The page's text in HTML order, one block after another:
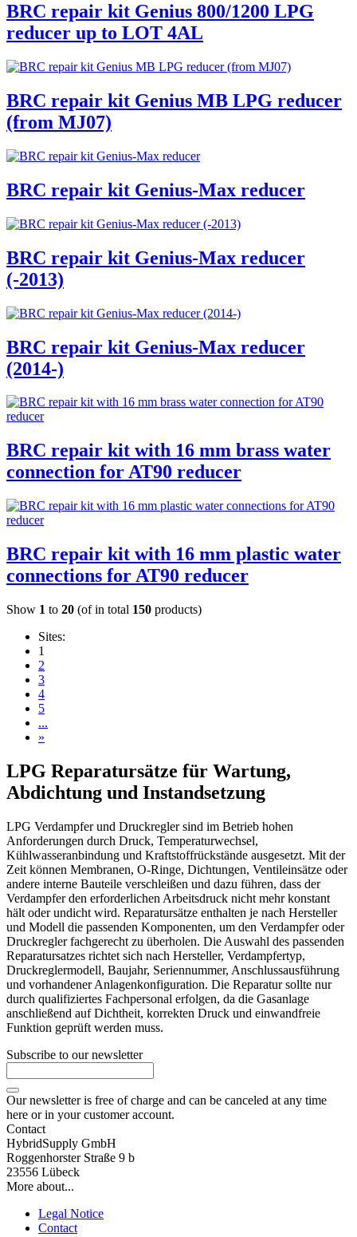
BRC repair kit Genius 800/1200 LPG
reducer up to LOT 4AL
BRC repair kit Genius MB LPG reducer
(from MJ07)
BRC repair kit Genius-Max reducer
BRC repair kit Genius-Max reducer
(-2013)
BRC repair kit Genius-Max reducer
(2014-)
BRC repair kit with 16 mm brass water
connection for AT90 reducer
BRC repair kit with 16 mm plastic water
connections for AT90 reducer
Show 1 to 20 (of in total 150 products)
Sites:
1
2
3
4
5
...
»
LPG Reparatursätze für Wartung,
Abdichtung und Instandsetzung
LPG Verdampfer und Druckregler sind im Betrieb hohen
Anforderungen durch Druck, Temperaturwechsel,
Kühlwasseranbindung und Kraftstoffrückstände ausgesetzt. Mit der
Zeit können Membranen, O-Ringe, Dichtungen, Ventileinsätze oder
andere interne Bauteile verschleißen und dazu führen, dass der
Verdampfer den erforderlichen Arbeitsdruck nicht mehr konstant
hält oder undicht wird. Reparatursätze enthalten je nach Hersteller
und Modell die passenden Komponenten, um den Verdampfer oder
Druckregler fachgerecht zu überholen. Die Auswahl des passenden
Reparatursatzes richtet sich nach Hersteller, Verdampfertyp,
Druckreglermodell, Baujahr, Seriennummer, Anschlussausführung
und vorhandener Anlagenkonfiguration. Die Reparatur sollte nur
durch qualifiziertes Fachpersonal erfolgen, da die Gasanlage
anschließend auf Dichtheit, korrekten Druck und einwandfreie
Funktion geprüft werden muss.
Subscribe to our newsletter
Our newsletter is free of charge and can be canceled at any time
here or in your customer account.
Contact
HybridSupply GmbH
Roggenhorster Straße 9 b
23556 Lübeck
More about...
Legal Notice
Contact